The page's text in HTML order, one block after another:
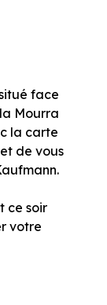
face
Mourra
la carte
de vous
ce soir
votre